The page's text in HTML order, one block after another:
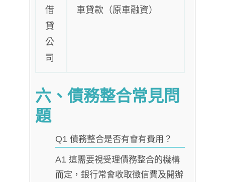
借
貸
公
司
車貸款（原車融資）
六、債務整合常見問
題
Q1 債務整合是否有會有費用？
A1 這需要視受理債務整合的機構
而定，銀行常會收取徵信費及開辦